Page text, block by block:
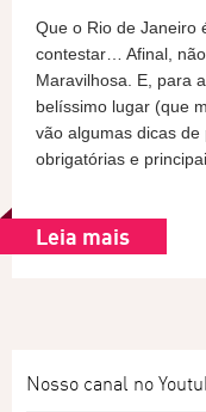
Que o Rio de Janeiro
contestar… Afinal,
Maravilhosa. E, para
belíssimo lugar (que
vão algumas dicas
obrigatórias e
Leia mais
Nosso canal no